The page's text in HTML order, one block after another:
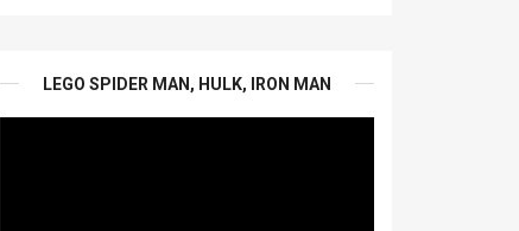
LEGO SPIDER MAN, HULK, IRON MAN